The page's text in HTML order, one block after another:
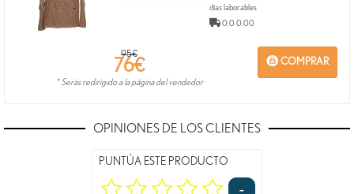
días laborables
0.0 0.00
COMPRAR
95€
76€
* Serás redirigido a la página del vendedor
OPINIONES DE LOS CLIENTES
PUNTÚA ESTE PRODUCTO
-